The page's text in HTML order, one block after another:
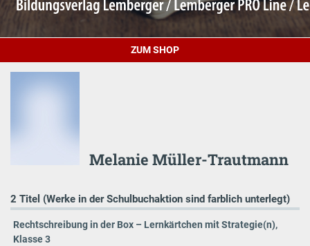
ZUM SHOP
Melanie Müller-Trautmann
2 Titel (Werke in der Schulbuchaktion sind farblich unterlegt)
Rechtschreibung in der Box – Lernkärtchen mit Strategie(n),
Klasse 3